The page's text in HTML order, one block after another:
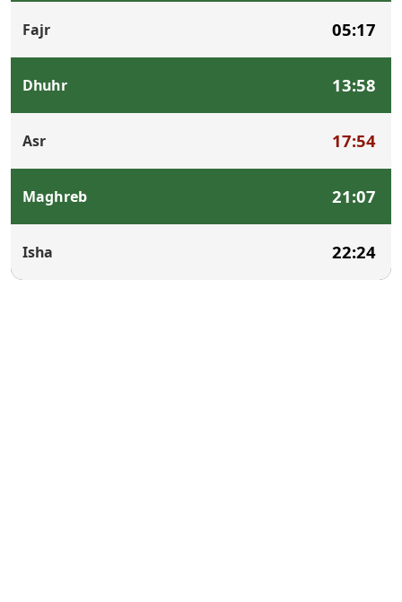
Fajr 05:17
Dhuhr 13:58
Asr 17:54
Maghreb 21:07
Isha 22:24